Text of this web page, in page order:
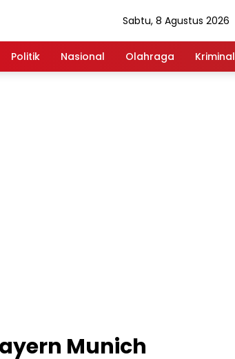
Sabtu, 8 Agustus 2026
Politik Nasional Olahraga Kriminal
Munich